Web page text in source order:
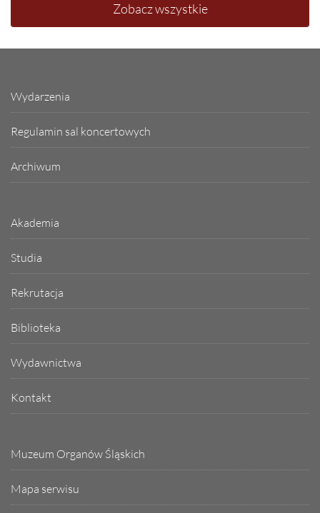
Zobacz wszystkie
Wydarzenia
Regulamin sal koncertowych
Archiwum
Akademia
Studia
Rekrutacja
Biblioteka
Wydawnictwa
Kontakt
Muzeum Organów Śląskich
Mapa serwisu